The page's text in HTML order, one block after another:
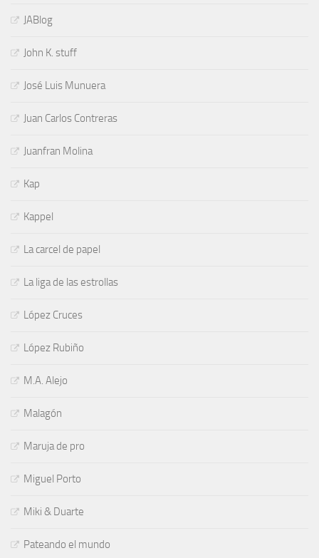
JABlog
John K. stuff
José Luis Munuera
Juan Carlos Contreras
Juanfran Molina
Kap
Kappel
La carcel de papel
La liga de las estrollas
López Cruces
López Rubiño
M.A. Alejo
Malagón
Maruja de pro
Miguel Porto
Miki & Duarte
Pateando el mundo